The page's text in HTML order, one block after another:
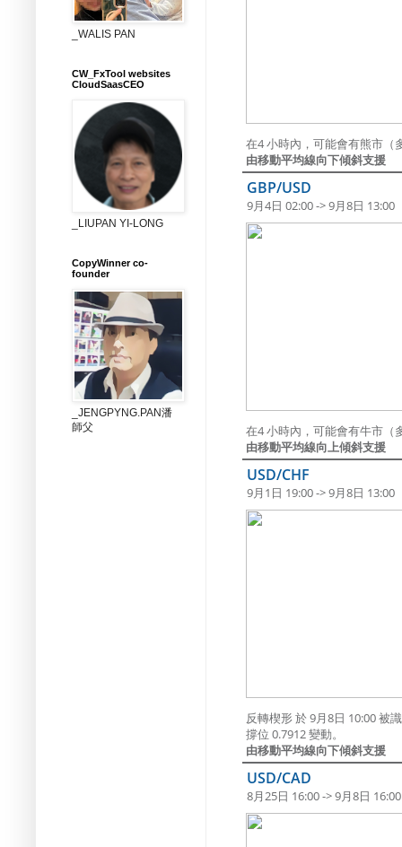
在4 小時內，可能會有熊市（
由移動平均線向下傾斜支援
GBP/USD
9月4日 02:00 -> 9月8日 13:00
在4 小時內，可能會有牛市（
由移動平均線向上傾斜支援
USD/CHF
9月1日 19:00 -> 9月8日 13:00
反轉楔形 於 9月8日 10:00 被
撐位 0.7912 變動。
由移動平均線向下傾斜支援
USD/CAD
8月25日 16:00 -> 9月8日 16:00
_WALIS PAN
CW_FxTool websites
CloudSaasCEO
_LIUPAN YI-LONG
CopyWinner co-
founder
_JENGPYNG.PAN潘
師父